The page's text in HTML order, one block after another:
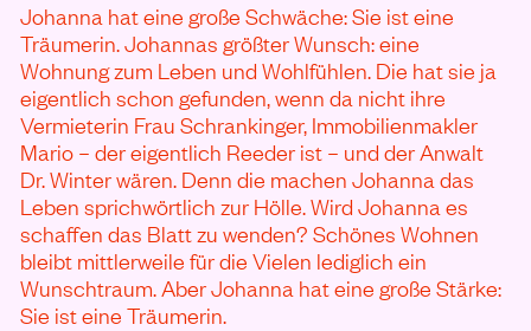
Johanna hat eine große Schwäche: Sie ist eine
Träumerin. Johannas größter Wunsch: eine
Wohnung zum Leben und Wohlfühlen. Die hat sie ja
eigentlich schon gefunden, wenn da nicht ihre
Vermieterin Frau Schrankinger, Immobilienmakler
Mario – der eigentlich Reeder ist – und der Anwalt
Dr. Winter wären. Denn die machen Johanna das
Leben sprichwörtlich zur Hölle. Wird Johanna es
schaffen das Blatt zu wenden? Schönes Wohnen
bleibt mittlerweile für die Vielen lediglich ein
Wunschtraum. Aber Johanna hat eine große Stärke:
Sie ist eine Träumerin.